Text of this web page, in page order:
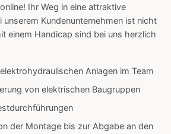
Ihr Weg in eine attraktive
unserem Kundenunternehmen ist nicht
einem Handicap sind bei uns herzlich
Anlagen im Team
von elektrischen Baugruppen
der Montage bis zur Abgabe an den